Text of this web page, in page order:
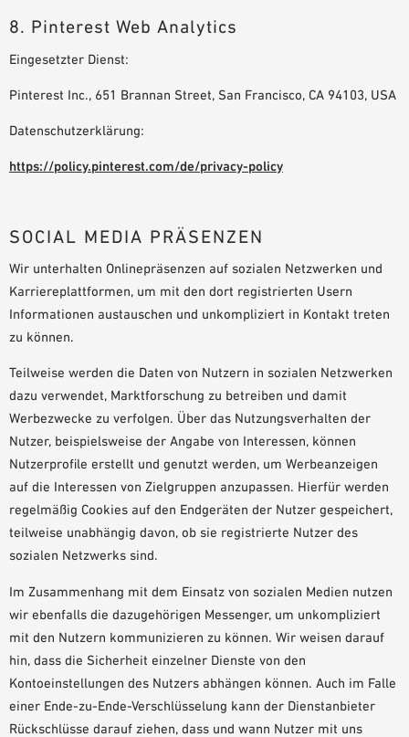
8. Pinterest Web Analytics
Eingesetzter Dienst:
Pinterest Inc., 651 Brannan Street, San Francisco, CA 94103, USA
Datenschutzerklärung:
https://policy.pinterest.com/de/privacy-policy
SOCIAL MEDIA PRÄSENZEN
Wir unterhalten Onlinepräsenzen auf sozialen Netzwerken und
Karriereplattformen, um mit den dort registrierten Usern
Informationen austauschen und unkompliziert in Kontakt treten
zu können.
Teilweise werden die Daten von Nutzern in sozialen Netzwerken
dazu verwendet, Marktforschung zu betreiben und damit
Werbezwecke zu verfolgen. Über das Nutzungsverhalten der
Nutzer, beispielsweise der Angabe von Interessen, können
Nutzerprofile erstellt und genutzt werden, um Werbeanzeigen
auf die Interessen von Zielgruppen anzupassen. Hierfür werden
regelmäßig Cookies auf den Endgeräten der Nutzer gespeichert,
teilweise unabhängig davon, ob sie registrierte Nutzer des
sozialen Netzwerks sind.
Im Zusammenhang mit dem Einsatz von sozialen Medien nutzen
wir ebenfalls die dazugehörigen Messenger, um unkompliziert
mit den Nutzern kommunizieren zu können. Wir weisen darauf
hin, dass die Sicherheit einzelner Dienste von den
Kontoeinstellungen des Nutzers abhängen können. Auch im Falle
einer Ende-zu-Ende-Verschlüsselung kann der Dienstanbieter
Rückschlüsse darauf ziehen, dass und wann Nutzer mit uns